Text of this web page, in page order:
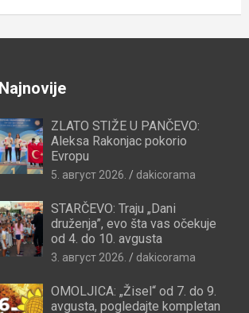
Najnovije
ZLATO STIŽE U PANČEVO:
Aleksa Rakonjac pokorio
Evropu
5. август 2026. dakicorama
STARČEVO: Traju „Dani
druženja”, evo šta vas očekuje
od 4. do 10. avgusta
3. август 2026. dakicorama
OMOLJICA: „Žisel“ od 7. do 9.
avgusta, pogledajte kompletan